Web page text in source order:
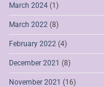
March 2024 (1)
March 2022 (8)
February 2022 (4)
December 2021 (8)
November 2021 (16)